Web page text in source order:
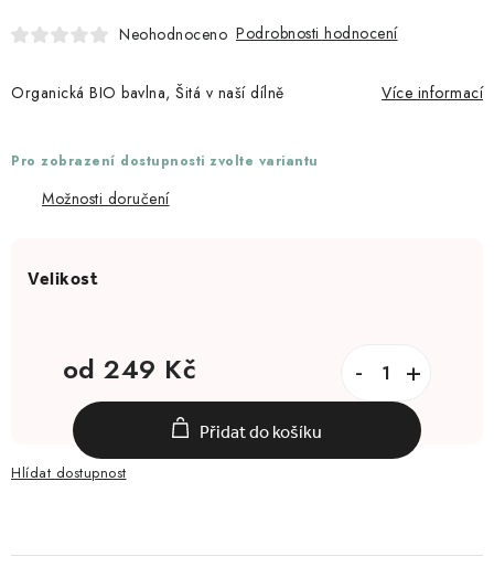
Neohodnoceno Podrobnosti hodnocení
Organická BIO bavlna, Šitá v naší dílně Více informací
Pro zobrazení dostupnosti zvolte variantu
Možnosti doručení
od249 Kč
Přidat do košíku
Hlídat